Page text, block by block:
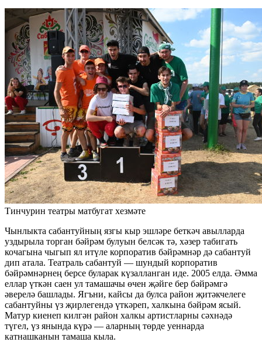
Тинчурин театры матбугат хезмәте
Чынлыкта сабантуйның язгы кыр эшләре беткәч авылларда
уздырыла торган бәйрәм булуын белсәк тә, хәзер табигать
кочагына чыгып ял итүле корпоратив бәйрәмнәр дә сабантуй
дип атала. Театраль сабантуй — шундый корпоратив
бәйрәмнәрнең берсе буларак күзалланган иде. 2005 елда. Әмма
еллар үткән саен ул тамашачы өчен җәйге бер бәйрәмгә
әверелә башлады. Ягъни, кайсы да булса район җитәкчелеге
сабантуйны үз җирлегендә үткәреп, халкына бәйрәм ясый.
Матур киенеп килгән район халкы артистларны сәхнәдә
түгел, үз янында күрә — аларның төрде уеннарда
катнашканын тамаша кыла.